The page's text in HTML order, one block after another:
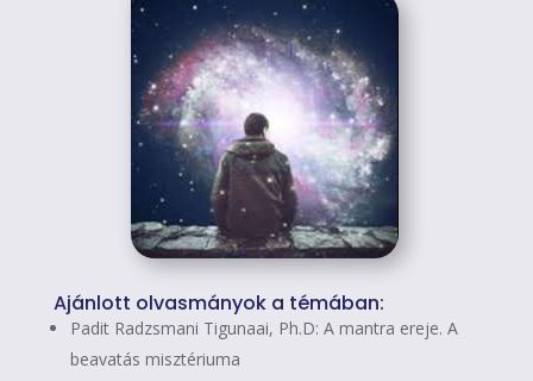
Ajánlott olvasmányok a témában:
Padit Radzsmani Tigunaai, Ph.D: A mantra ereje. A
beavatás misztériuma